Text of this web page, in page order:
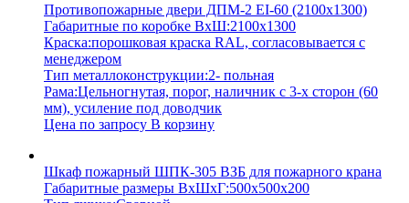
Противопожарные двери ДПМ-2 EI-60 (2100х1300)
Габаритные по коробке ВхШ:2100х1300
Краска:порошковая краска RAL, согласовывается с
менеджером
Тип металлоконструкции:2- польная
Рама:Цельногнутая, порог, наличник с 3-х сторон (60
мм), усиление под доводчик
Цена по запросу В корзину
Шкаф пожарный ШПК-305 ВЗБ для пожарного крана
Габаритные размеры ВхШхГ:500х500х200